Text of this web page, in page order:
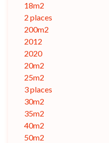
18m2
2 places
200m2
2012
2020
20m2
25m2
3 places
30m2
35m2
40m2
50m2